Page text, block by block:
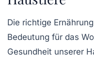
Die richtige Ernährung
Bedeutung für das
Gesundheit unserer